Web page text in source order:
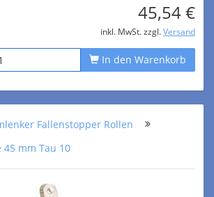
45,54 €
inkl. MwSt. zzgl. Versand
In den Warenkorb
Fallenstopper Rollen
45 mm Tau 10